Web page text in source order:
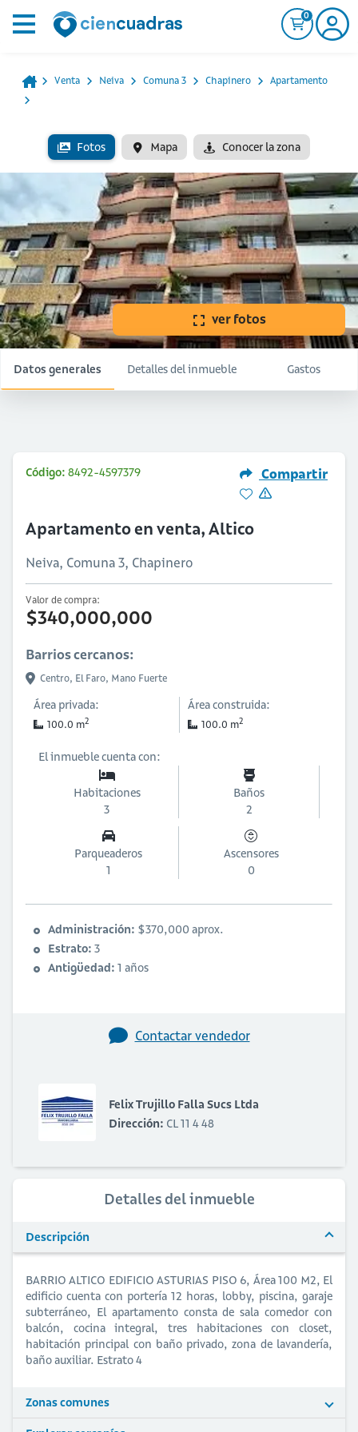
0
Venta Neiva Comuna 3 Chapinero Apartamento
Fotos Mapa Conocer la zona
ver fotos
Datos generales Detalles del inmueble Gastos
Código: 8492-4597379 Compartir
Apartamento en venta, Altico
Neiva, Comuna 3, Chapinero
Valor de compra:
$340,000,000
Barrios cercanos:
Centro, El Faro, Mano Fuerte
Área privada:
100.0 m2
Área construida:
100.0 m2
El inmueble cuenta con:
Habitaciones
3
Baños
2
Parqueaderos
1
Ascensores
0
Administración: $370,000 aprox.
Estrato: 3
Antigüedad: 1 años
Contactar vendedor
Felix Trujillo Falla Sucs Ltda
Dirección: CL 11 4 48
Detalles del inmueble
Descripción
BARRIO ALTICO EDIFICIO ASTURIAS PISO 6, Área 100 M2, El
edificio cuenta con portería 12 horas, lobby, piscina, garaje
subterráneo, El apartamento consta de sala comedor con
balcón, cocina integral, tres habitaciones con closet,
habitación principal con baño privado, zona de lavandería,
baño auxiliar. Estrato 4
Zonas comunes